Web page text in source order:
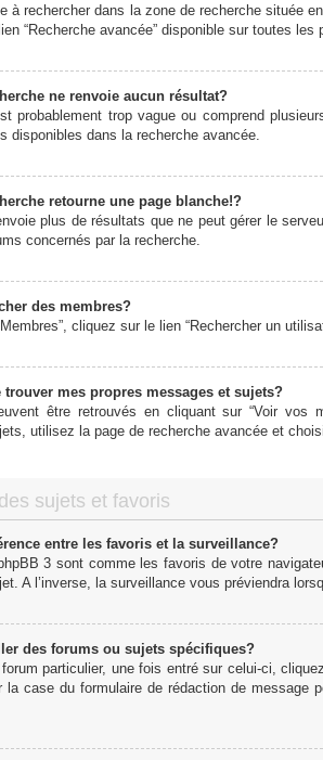
à rechercher dans la zone de recherche située
“Recherche avancée” disponible sur toutes
ne renvoie aucun résultat?
probablement trop vague ou comprend
disponibles dans la recherche avancée.
retourne une page blanche!?
plus de résultats que ne peut gérer le
concernés par la recherche.
des membres?
cliquez sur le lien “Rechercher un
mes propres messages et sujets?
être retrouvés en cliquant sur “Voir vos
utilisez la page de recherche avancée et
sujets et favoris
entre les favoris et la surveillance?
3 sont comme les favoris de votre
A l’inverse, la surveillance vous préviendra
des forums ou sujets spécifiques?
particulier, une fois entré sur celui-ci,
case du formulaire de rédaction de message